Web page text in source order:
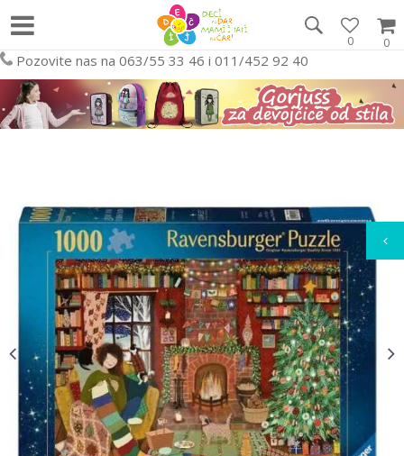
0
0
Pozovite nas na 063/55 33 46 i 011/452 92 40